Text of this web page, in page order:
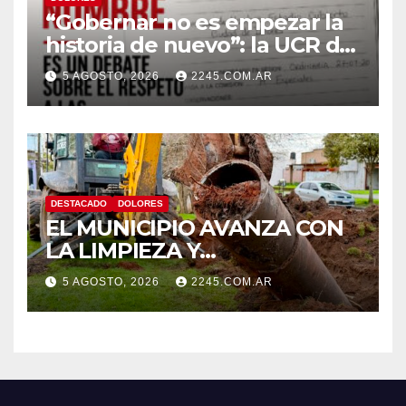
“Gobernar no es empezar la
historia de nuevo”: la UCR de
Dolores rechazó el cambio de
nombre del Estadio Arturo
Umberto Illia
5 AGOSTO, 2026 2245.COM.AR
DESTACADO DOLORES
EL MUNICIPIO AVANZA CON
LA LIMPIEZA Y
MANTENIMIENTO DE
DESAGÜES
5 AGOSTO, 2026 2245.COM.AR